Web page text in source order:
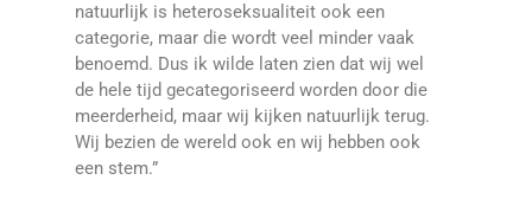
natuurlijk is heteroseksualiteit ook een
categorie, maar die wordt veel minder vaak
benoemd. Dus ik wilde laten zien dat wij wel
de hele tijd gecategoriseerd worden door die
meerderheid, maar wij kijken natuurlijk terug.
Wij bezien de wereld ook en wij hebben ook
een stem.”